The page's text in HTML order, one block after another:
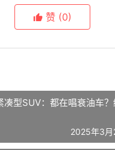
赞 (0)
凑型SUV：都在唱衰油车
2025年3